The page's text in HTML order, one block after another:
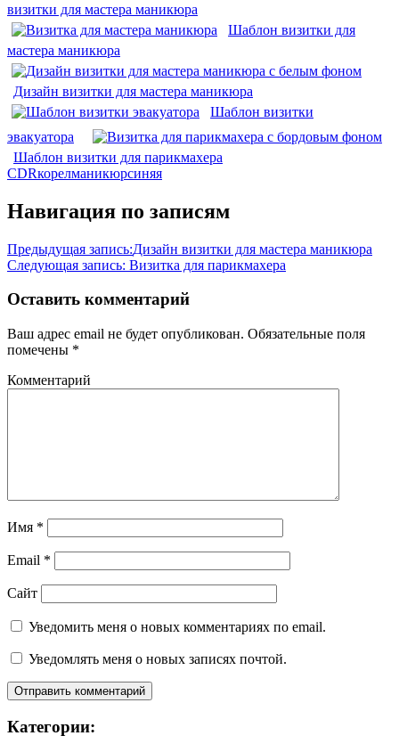
визитки для мастера маникюра
Шаблон визитки для
мастера маникюра
Дизайн визитки для мастера маникюра
Шаблон визитки
эвакуатора
Шаблон визитки для парикмахера
CDRкорелманикюрсиняя
Навигация по записям
Предыдущая запись:Дизайн визитки для мастера маникюра
Следующая запись: Визитка для парикмахера
Оставить комментарий
Ваш адрес email не будет опубликован. Обязательные поля
помечены *
Комментарий
Имя *
Email *
Сайт
Уведомить меня о новых комментариях по email.
Уведомлять меня о новых записях почтой.
Категории: